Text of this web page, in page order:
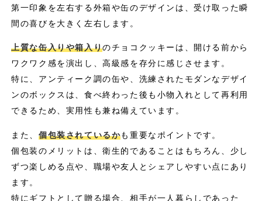
第一印象を左右する外箱や缶のデザインは、受け取った瞬
間の喜びを大きく左右します。
上質な缶入りや箱入りのチョコクッキーは、開ける前から
ワクワク感を演出し、高級感を存分に感じさせます。
特に、アンティーク調の缶や、洗練されたモダンなデザイ
ンのボックスは、食べ終わった後も小物入れとして再利用
できるため、実用性も兼ね備えています。
また、 個包装されているかも重要なポイントです。
個包装のメリットは、衛生的であることはもちろん、少し
ずつ楽しめる点や、職場や友人とシェアしやすい点にあり
ます。
特にギフトとして贈る場合、相手が一人暮らしであった